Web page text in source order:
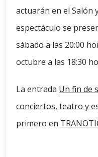
actuarán en el Salón
espectáculo se
sábado a las 20:00
octubre a las 18:30
La entrada Un fin de
conciertos, teatro y
primero en